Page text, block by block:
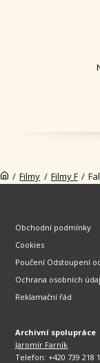
/ Filmy / Filmy F /
Obchodní podmínky
Cookies
Poučení Odstoupení
Ochrana osobních
Reklamační řád
Archivní spolupráce
Jaromír Farník
Telefon: +420 739 218